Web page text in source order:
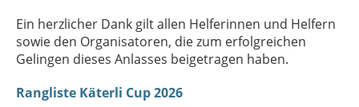
Ein herzlicher Dank gilt allen Helferinnen und Helfern
sowie den Organisatoren, die zum erfolgreichen
Gelingen dieses Anlasses beigetragen haben.
Rangliste Käterli Cup 2026